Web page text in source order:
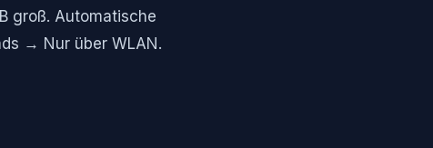
groß. Automatische
→ Nur über WLAN.